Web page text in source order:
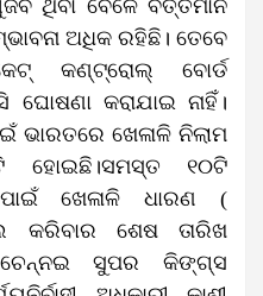
ଥିବା ବେଳେ ବର୍ତ୍ତମାନ
ଅଧିକ ରହିଛି। ତେବେ
କଣ୍ଟ୍ରୋଲ୍ ବୋର୍ଡ
କରାଯାଇ ନାହିଁ।
ଭାରତରେ ଖେଳାଳି ନିଲାମ
ହୋଇଛି।ସମସ୍ତ ୧୦ଟି
ଖେଳାଳି ଧାରଣ (
କରିବାର ଶେଷ ତାରିଖ
ସୁପର କିଙ୍ଗ୍‌ସ